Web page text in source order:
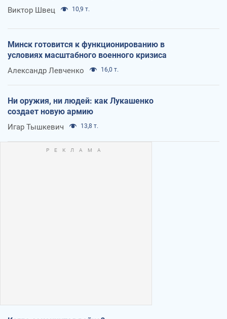
Виктор Швец 10,9 т.
Минск готовится к функционированию в
условиях масштабного военного кризиса
Александр Левченко 16,0 т.
Ни оружия, ни людей: как Лукашенко
создает новую армию
Игар Тышкевич 13,8 т.